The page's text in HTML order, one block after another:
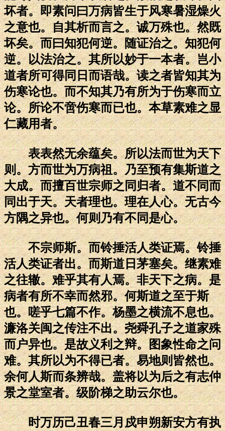
坏者。即素问曰万病皆生于风寒暑湿燥火
之意也。自其析而言之。诚万殊也。然既
坏矣。而曰知犯何逆。随证治之。知犯何
逆。以法治之。其所以妙于一本者。岂小
道者所可得同日而语哉。读之者皆知其为
伤寒论也。而不知其乃有所为于伤寒而立
论。所论不啻伤寒而已也。本草素难之显
仁藏用者。
表表然无余蕴矣。所以法而世为天下
则。方而世为万病祖。乃至预有集斯道之
大成。而擅百世宗师之同归者。道不同而
同出于天。天者理也。理在人心。无古今
方隅之异也。何则乃有不同是心。
不宗师斯。而铃捶活人类证焉。铃捶
活人类证者出。而斯道日茅塞矣。继素难
之往辙。难乎其有人焉。非天下之病。是
病者有所不幸而然邪。何斯道之至于斯
也。嗟乎七篇不作。杨墨之横流不息也。
濂洛关闽之传注不出。尧舜孔子之道家殊
而户异也。是故义利之辩。图象性命之问
难。其所以为不得已者。易地则皆然也。
余何人斯而条辨哉。盖将以为后之有志仲
景之堂室者。级阶梯之助云尔也。
时万历己丑春三月戍申朔新安方有执